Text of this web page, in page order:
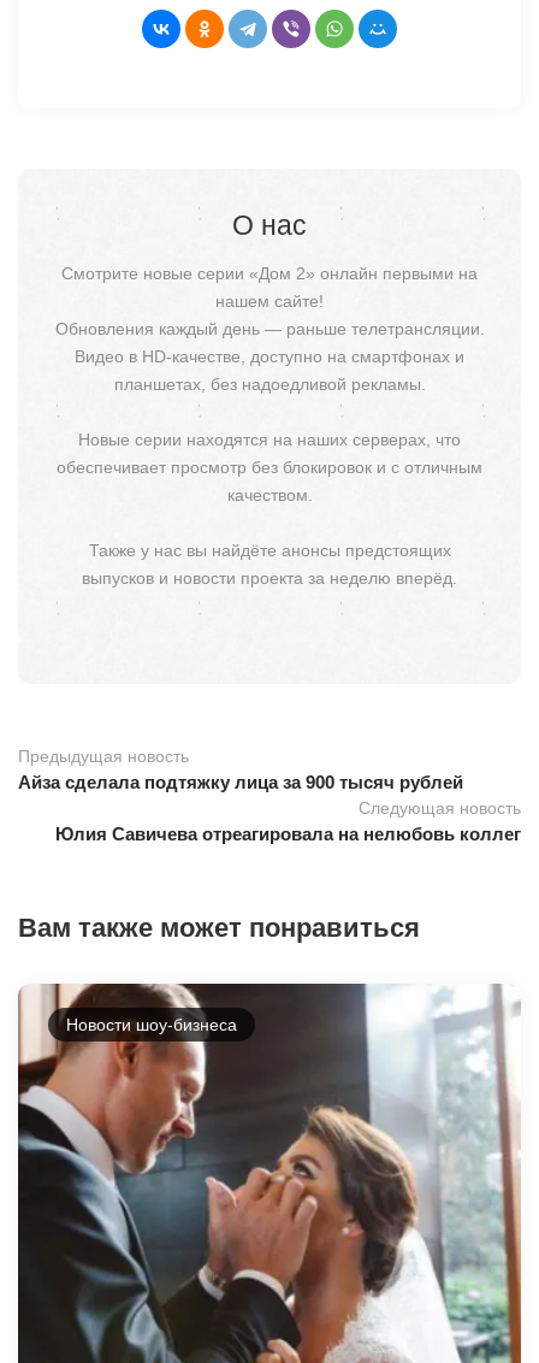
О нас
Смотрите новые серии «Дом 2» онлайн первыми на
нашем сайте!
Обновления каждый день — раньше телетрансляции.
Видео в HD-качестве, доступно на смартфонах и
планшетах, без надоедливой рекламы.
Новые серии находятся на наших серверах, что
обеспечивает просмотр без блокировок и с отличным
качеством.
Также у нас вы найдёте анонсы предстоящих
выпусков и новости проекта за неделю вперёд.
Предыдущая новость
Айза сделала подтяжку лица за 900 тысяч рублей
Следующая новость
Юлия Савичева отреагировала на нелюбовь коллег
Вам также может понравиться
Новости шоу-бизнеса